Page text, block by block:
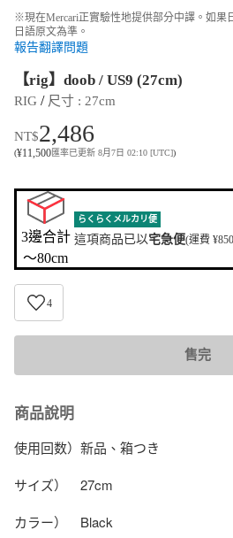
※現在Mercari正實驗性地提供部分中譯。如果
日語原文為準。
報告翻譯問題
【rig】doob / US9 (27cm)
RIG / 尺寸 : 27cm
NT$2,486
(¥11,500匯率已更新 8月7日 02:10 [UTC])
3邊合計
〜80cm
らくらくメルカリ便
這項商品已以宅急便(運費
4
售完
商品說明
使用回数）新品、箱つき
サイズ）　27cm
カラー）　Black